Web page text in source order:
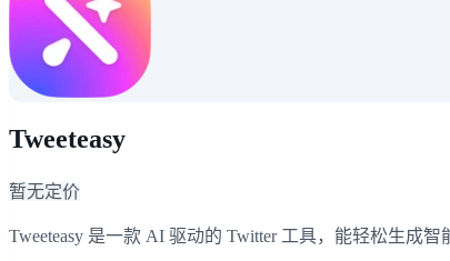
Tweeteasy
暂无定价
Tweeteasy 是一款 AI 驱动的 Twitter 工具，能轻松生成